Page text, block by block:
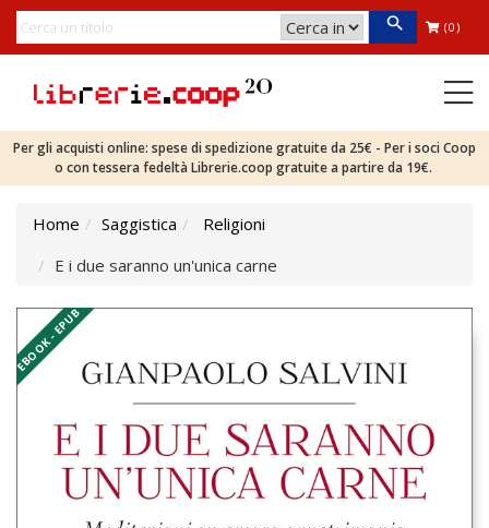
(0)
Per gli acquisti online: spese di spedizione gratuite da 25€ - Per i soci Coop
o con tessera fedeltà Librerie.coop gratuite a partire da 19€.
Home Saggistica
Religioni
E i due saranno un'unica carne
EBOOK - EPUB